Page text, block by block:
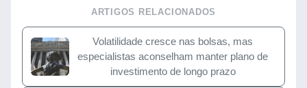
ARTIGOS RELACIONADOS
Volatilidade cresce nas bolsas, mas
especialistas aconselham manter plano de
investimento de longo prazo